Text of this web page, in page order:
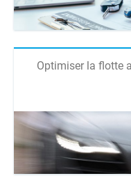
Optimiser la flotte